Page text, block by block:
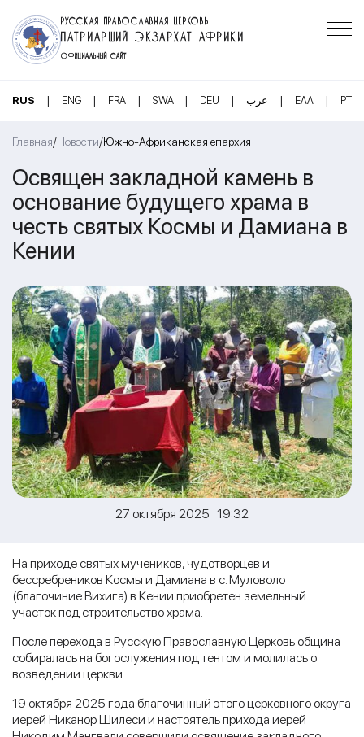
РУССКАЯ ПРАВОСЛАВНАЯ ЦЕРКОВЬ
ПАТРИАРШИЙ ЭКЗАРХАТ АФРИКИ
ОФИЦИАЛЬНЫЙ САЙТ
RUS | ENG | FRA | SWA | DEU | عرب | ΕΛΛ | PT
Главная/Новости/Южно-Африканская епархия
Освящен закладной камень в
основание будущего храма в
честь святых Космы и Дамиана в
Кении
27 октября 2025 19:32
На приходе святых мучеников, чудотворцев и
бессребреников Космы и Дамиана в с. Муловоло
(благочиние Вихига) в Кении приобретен земельный
участок под строительство храма.
После перехода в Русскую Православную Церковь община
собиралась на богослужения под тентом и молилась о
возведении церкви.
19 октября 2025 года благочинный этого церковного округа
иерей Никанор Шилеси и настоятель прихода иерей